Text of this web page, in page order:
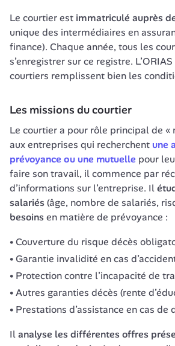
Le courtier est immatriculé auprès
unique des intermédiaires en
finance). Chaque année, tous les
s’enregistrer sur ce registre.
courtiers remplissent bien les
Le courtier a pour rôle principal de «
aux entreprises qui recherchent une
prévoyance ou une mutuelle pour
faire son travail, il commence par
d’informations sur l’entreprise. Il
salariés (âge, nombre de salariés,
besoins en matière de prévoyance :
Couverture du risque décès
Garantie invalidité en cas
Protection contre l’incapacité de
Autres garanties décès (rente
Prestations d’assistance en cas de
Il analyse les différentes offres